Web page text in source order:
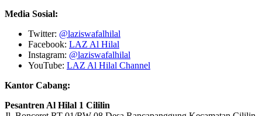
Media Sosial:
Twitter: @laziswafalhilal
Facebook: LAZ Al Hilal
Instagram: @laziswafalhilal
YouTube: LAZ Al Hilal Channel
Kantor Cabang:
Pesantren Al Hilal 1 Cililin